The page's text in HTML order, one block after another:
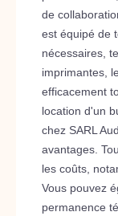
de
est équipé de
nécessaires,
imprimantes,
efficacement
location d'un
chez SARL
avantages.
les coûts,
Vous pouvez
permanence